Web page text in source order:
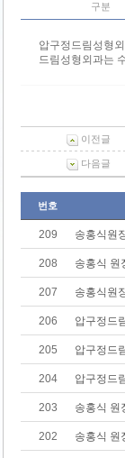
구분
압구정드림성형
드림성형외과는
이전글
다음글
번호
209 송홍식원
208 송홍식 원
207 송홍식원
206 압구정드
205 압구정드
204 압구정드
203 송홍식 원
202 송홍식 원